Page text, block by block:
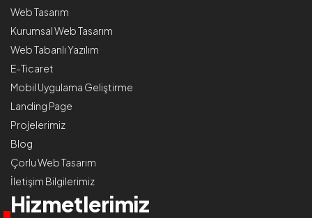
Web Tasarım
Kurumsal Web Tasarım
Web Tabanlı Yazılım
E-Ticaret
Mobil Uygulama Geliştirme
Landing Page
Projelerimiz
Blog
Çorlu Web Tasarım
İletişim Bilgilerimiz
Hizmetlerimiz